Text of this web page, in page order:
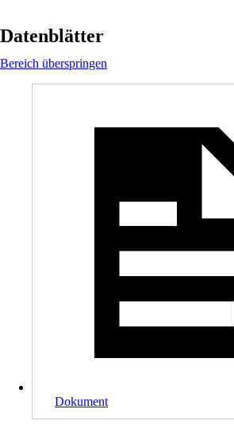
Datenblätter
Bereich überspringen
Dokument